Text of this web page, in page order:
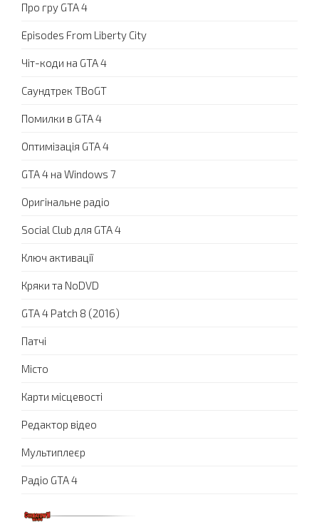
Про гру GTA 4
Episodes From Liberty City
Чіт-коди на GTA 4
Саундтрек TBoGT
Помилки в GTA 4
Оптимізація GTA 4
GTA 4 на Windows 7
Оригінальне радіо
Social Club для GTA 4
Ключ активації
Кряки та NoDVD
GTA 4 Patch 8 (2016)
Патчі
Місто
Карти місцевості
Редактор відео
Мультиплеєр
Радіо GTA 4